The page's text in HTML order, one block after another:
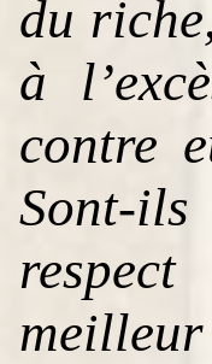
du
à
contre
Sont-